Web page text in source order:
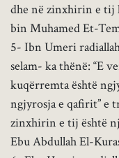
dhe në zinxhirin e tij
bin Muhamed Et-
5- Ibn Umeri
selam- ka thënë: “E
kuqërremta është
ngjyrosja e qafirit” e
zinxhirin e tij është
Ebu Abdullah El-